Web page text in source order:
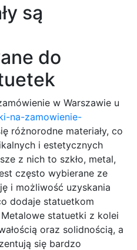
są
do
w Warszawie u
na-zamowienie-
różnorodne materiały, co
i estetycznych
z nich to szkło, metal,
często wybierane ze
i możliwość uzyskania
dodaje statuetkom
statuetki z kolei
oraz solidnością, a
się bardzo